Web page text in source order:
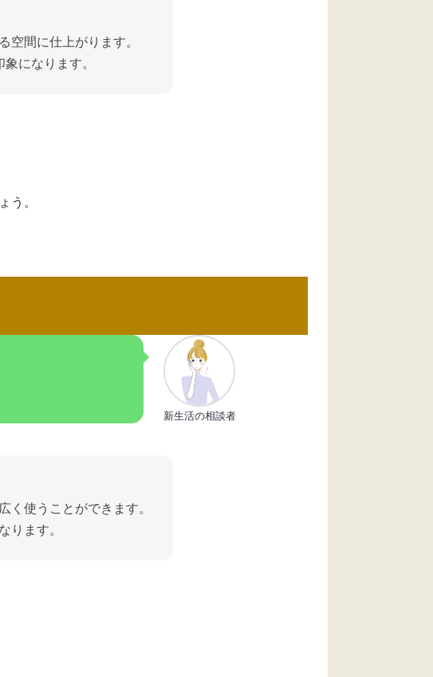
間に仕上がります。
になります。
。
新生活の相談者
使うことができます。
ます。